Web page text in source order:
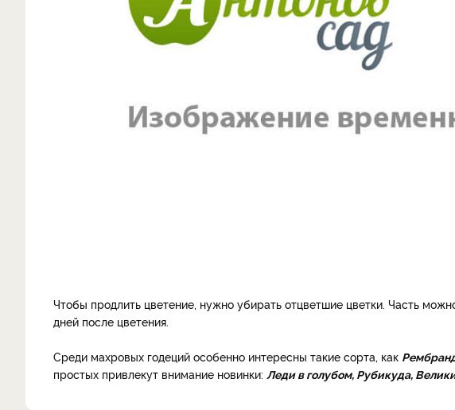
Чтобы продлить цветение, нужно убирать отцветшие цветки. Часть
дней после цветения.
Среди махровых годеций особенно интересны такие сорта, как
простых привлекут внимание новинки: Леди в голубом, Рубикуда,